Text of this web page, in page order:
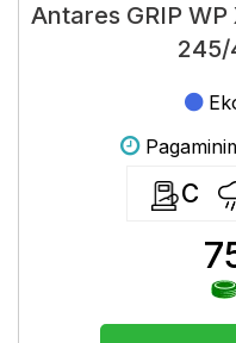
Antares GRIP
245/
C